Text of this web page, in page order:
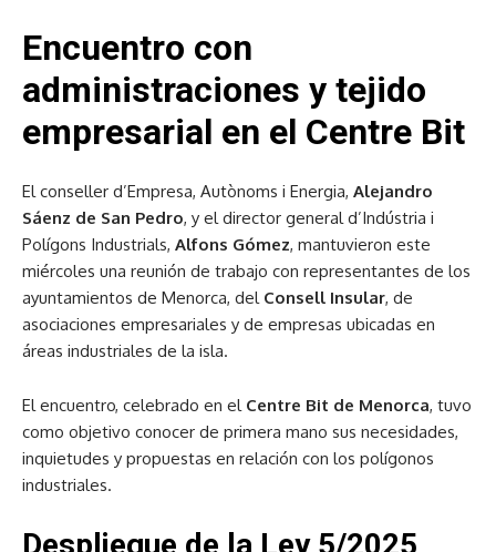
Encuentro con
administraciones y tejido
empresarial en el Centre Bit
El conseller d’Empresa, Autònoms i Energia, Alejandro
Sáenz de San Pedro, y el director general d’Indústria i
Polígons Industrials, Alfons Gómez, mantuvieron este
miércoles una reunión de trabajo con representantes de los
ayuntamientos de Menorca, del Consell Insular, de
asociaciones empresariales y de empresas ubicadas en
áreas industriales de la isla.
El encuentro, celebrado en el Centre Bit de Menorca, tuvo
como objetivo conocer de primera mano sus necesidades,
inquietudes y propuestas en relación con los polígonos
industriales.